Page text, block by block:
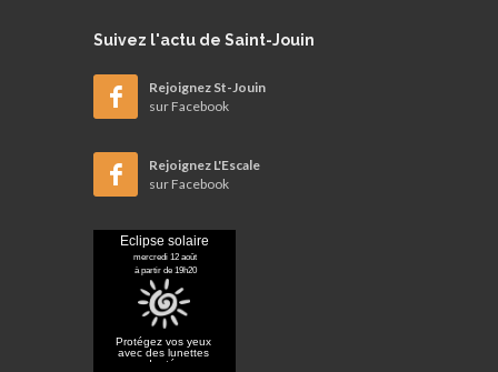
Suivez l'actu de Saint-Jouin
Rejoignez St-Jouin
sur Facebook
Rejoignez L'Escale
sur Facebook